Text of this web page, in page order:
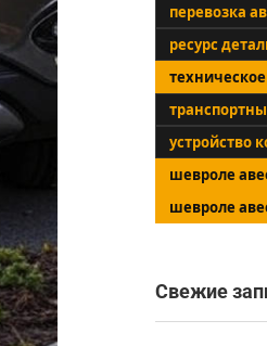
перевозка
ресурс
устройство
шевроле
шевроле
Свежие